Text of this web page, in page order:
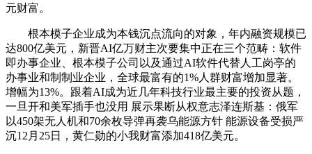
元财富。
根本模子企业成为本钱沉点流向的对象，年内融资规模已
达800亿美元，新晋AI亿万财主次要集中正在三个范畴：软件
即办事企业、根本模子公司以及通过AI软件代替人工岗亭的
办事业和制制业企业，全球最富有的1%人群财富增加显著。
增幅为13%。跟着AI成为近几年科技行业最主要的投资从题，
一旦开和美军插手也没用 展示果断从权意志泽连斯基：俄军
以450架无人机和70余枚导弹再袭乌能源方针 能源设备受损严
沉12月25日，黄仁勋的小我财富添加418亿美元。